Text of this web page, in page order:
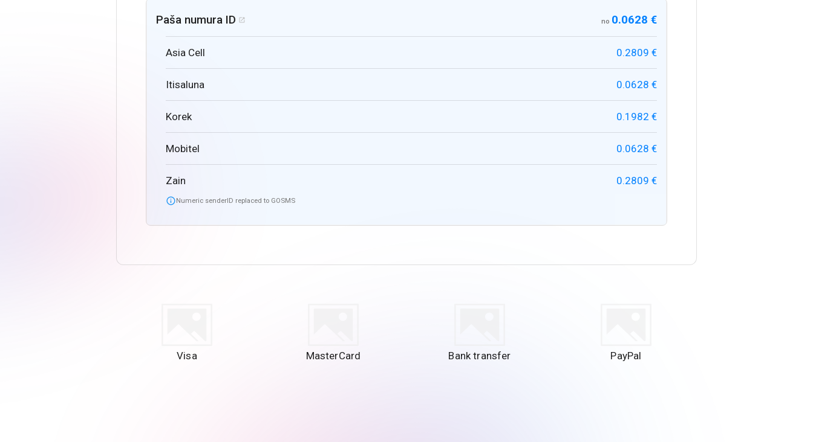
Paša numura ID  no 0.0628 €
Asia Cell 0.2809 €
Itisaluna 0.0628 €
Korek 0.1982 €
Mobitel 0.0628 €
Zain 0.2809 €
Numeric senderID replaced to GOSMS
Visa MasterCard Bank transfer PayPal